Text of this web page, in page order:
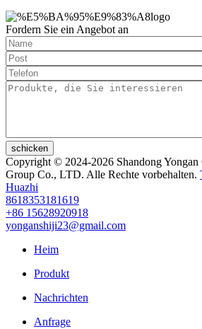
Fordern Sie ein Angebot an
schicken
Copyright © 2024-2026 Shandong
Group Co., LTD. Alle Rechte vorbehalten.
Huazhi
8618353181619
+86 15628920918
yonganshiji23@gmail.com
Heim
Produkt
Nachrichten
Anfrage